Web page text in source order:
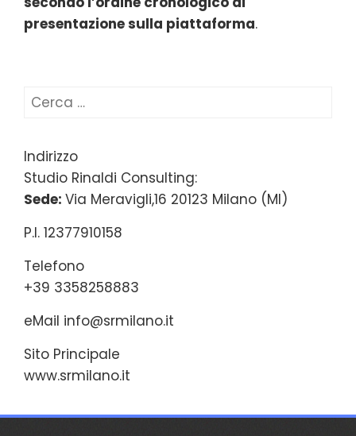
presentazione sulla piattaforma.
Ricerca
Indirizzo
Studio Rinaldi Consulting:
Sede: Via Meravigli,16 20123 Milano (MI)
P.I. 12377910158
Telefono
+39 3358258883
eMail info@srmilano.it
Sito Principale
www.srmilano.it